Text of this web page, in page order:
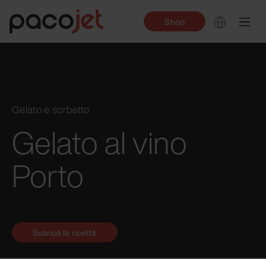
Shop
Gelato e sorbetto
Gelato al vino
Porto
Scarica la ricetta